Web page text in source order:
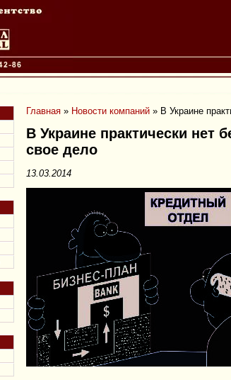
Главная» Новости компаний» В Украине
В Украине практически нет
свое дело
13.03.2014